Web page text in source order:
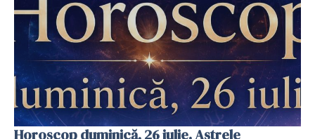
Horoscop duminică, 26 iulie. Astrele